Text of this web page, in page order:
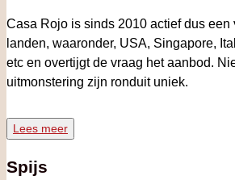
Casa Rojo is sinds 2010 actief dus
landen, waaronder, USA, Singapore,
etc en overtijgt de vraag het aanbod.
uitmonstering zijn ronduit uniek.
Lees meer
Spijs